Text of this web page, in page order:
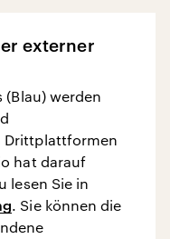
externer
werden
Drittplattformen
hat darauf
lesen Sie in
. Sie können die